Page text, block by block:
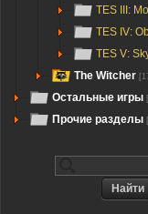
TES III:
TES IV:
TES V:
The Witcher
Остальные игры
Прочие разделы